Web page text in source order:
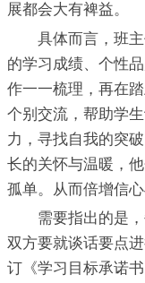
展都会大有裨益。
具体而言，班主
的学习成绩、个性
作一一梳理，再在
个别交流，帮助学
力，寻找自我的突
长的关怀与温暖，
孤单。从而倍增信心
需要指出的是，
双方要就谈话要点
订《学习目标承诺